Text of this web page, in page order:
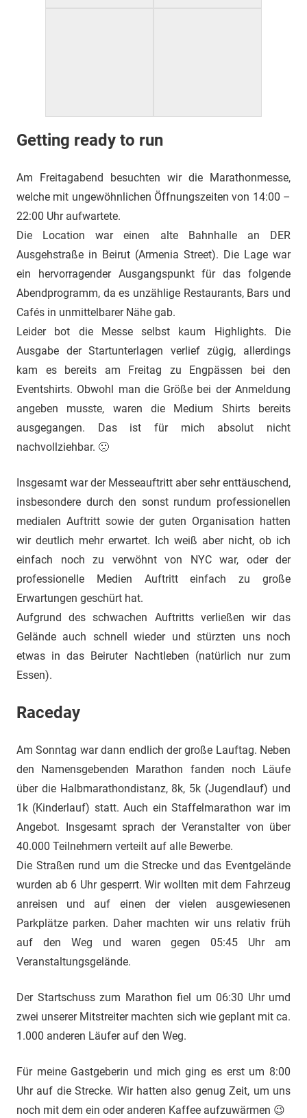
Getting ready to run
Am Freitagabend besuchten wir die Marathonmesse,
welche mit ungewöhnlichen Öffnungszeiten von 14:00 –
22:00 Uhr aufwartete.
Die Location war einen alte Bahnhalle an DER
Ausgehstraße in Beirut (Armenia Street). Die Lage war
ein hervorragender Ausgangspunkt für das folgende
Abendprogramm, da es unzählige Restaurants, Bars und
Cafés in unmittelbarer Nähe gab.
Leider bot die Messe selbst kaum Highlights. Die
Ausgabe der Startunterlagen verlief zügig, allerdings
kam es bereits am Freitag zu Engpässen bei den
Eventshirts. Obwohl man die Größe bei der Anmeldung
angeben musste, waren die Medium Shirts bereits
ausgegangen. Das ist für mich absolut nicht
nachvollziehbar. 🙁
Insgesamt war der Messeauftritt aber sehr enttäuschend,
insbesondere durch den sonst rundum professionellen
medialen Auftritt sowie der guten Organisation hatten
wir deutlich mehr erwartet. Ich weiß aber nicht, ob ich
einfach noch zu verwöhnt von NYC war, oder der
professionelle Medien Auftritt einfach zu große
Erwartungen geschürt hat.
Aufgrund des schwachen Auftritts verließen wir das
Gelände auch schnell wieder und stürzten uns noch
etwas in das Beiruter Nachtleben (natürlich nur zum
Essen).
Raceday
Am Sonntag war dann endlich der große Lauftag. Neben
den Namensgebenden Marathon fanden noch Läufe
über die Halbmarathondistanz, 8k, 5k (Jugendlauf) und
1k (Kinderlauf) statt. Auch ein Staffelmarathon war im
Angebot. Insgesamt sprach der Veranstalter von über
40.000 Teilnehmern verteilt auf alle Bewerbe.
Die Straßen rund um die Strecke und das Eventgelände
wurden ab 6 Uhr gesperrt. Wir wollten mit dem Fahrzeug
anreisen und auf einen der vielen ausgewiesenen
Parkplätze parken. Daher machten wir uns relativ früh
auf den Weg und waren gegen 05:45 Uhr am
Veranstaltungsgelände.
Der Startschuss zum Marathon fiel um 06:30 Uhr umd
zwei unserer Mitstreiter machten sich wie geplant mit ca.
1.000 anderen Läufer auf den Weg.
Für meine Gastgeberin und mich ging es erst um 8:00
Uhr auf die Strecke. Wir hatten also genug Zeit, um uns
noch mit dem ein oder anderen Kaffee aufzuwärmen 😉